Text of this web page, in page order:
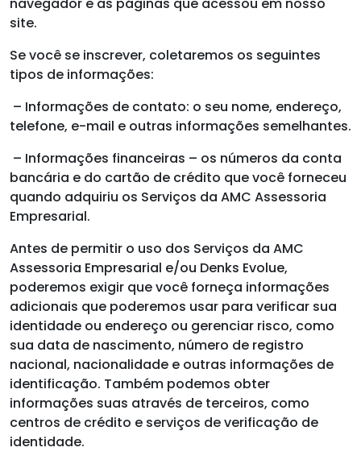
site.
Se você se inscrever, coletaremos os seguintes
tipos de informações:
– Informações de contato: o seu nome, endereço,
telefone, e-mail e outras informações semelhantes.
– Informações financeiras – os números da conta
bancária e do cartão de crédito que você forneceu
quando adquiriu os Serviços da AMC Assessoria
Empresarial.
Antes de permitir o uso dos Serviços da AMC
Assessoria Empresarial e/ou Denks Evolue,
poderemos exigir que você forneça informações
adicionais que poderemos usar para verificar sua
identidade ou endereço ou gerenciar risco, como
sua data de nascimento, número de registro
nacional, nacionalidade e outras informações de
identificação. Também podemos obter
informações suas através de terceiros, como
centros de crédito e serviços de verificação de
identidade.